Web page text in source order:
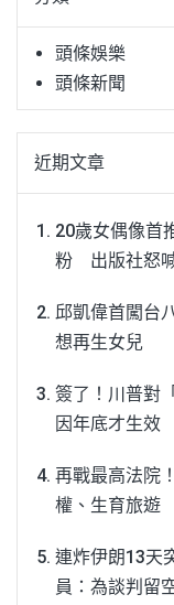
字:
頭條娛樂
頭條新聞
近期文章
20歲女偶像首
粉 出版社怒
邱凱偉首闖台
想再生女兒
簽了！川普對
因年底才生效
再戰最高法院
權、生育旅遊
連炸伊朗13天
員：為談判留